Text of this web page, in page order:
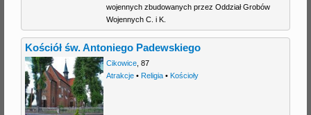
wojennych zbudowanych przez Oddział Grobów
Wojennych C. i K.
Kościół św. Antoniego Padewskiego
Cikowice, 87
Atrakcje• Religia• Kościoły